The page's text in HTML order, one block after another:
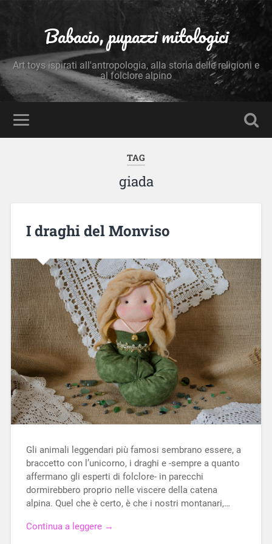
Babacio, pupazzi mitologici
Art toys ispirati all'antropologia, alla storia delle religioni e
al folclore alpino
TAG
giada
I draghi del Monviso
Gli animali leggendari più famosi sembrano essere, a
braccetto con l’unicorno, i draghi e -sempre a quanto
affermano gli esperti di folclore- in parecchi
dormirebbero proprio nelle viscere della catena
alpina. Quel che è certo, è che i nostri montanari,…
Continua a leggere →